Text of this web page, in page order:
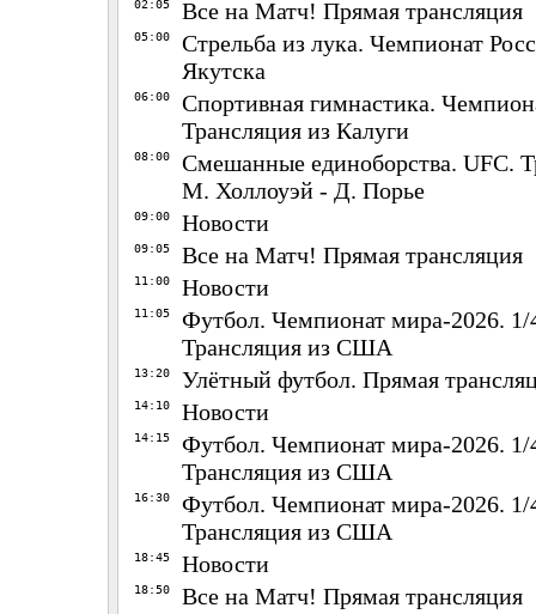
02:05 Все на Матч! Прямая трансляция
05:00
Стрельба из лука. Чемпионат
Якутска
06:00
Спортивная гимнастика.
Трансляция из Калуги
08:00
Смешанные единоборства. UFC.
М. Холлоуэй - Д. Порье
09:00 Новости
09:05 Все на Матч! Прямая трансляция
11:00 Новости
11:05
Футбол. Чемпионат мира-2026. 1/
Трансляция из США
13:20 Улётный футбол. Прямая
14:10 Новости
14:15
Футбол. Чемпионат мира-2026. 1/
Трансляция из США
16:30
Футбол. Чемпионат мира-2026. 1/
Трансляция из США
18:45 Новости
18:50 Все на Матч! Прямая трансляция